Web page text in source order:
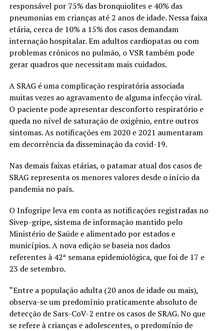
responsável por 75% das bronquiolites e 40% das
pneumonias em crianças até 2 anos de idade. Nessa faixa
etária, cerca de 10% a 15% dos casos demandam
internação hospitalar. Em adultos cardiopatas ou com
problemas crônicos no pulmão, o VSR também pode
gerar quadros que necessitam mais cuidados.
A SRAG é uma complicação respiratória associada
muitas vezes ao agravamento de alguma infecção viral.
O paciente pode apresentar desconforto respiratório e
queda no nível de saturação de oxigênio, entre outros
sintomas. As notificações em 2020 e 2021 aumentaram
em decorrência da disseminação da covid-19.
Nas demais faixas etárias, o patamar atual dos casos de
SRAG representa os menores valores desde o início da
pandemia no país.
O Infogripe leva em conta as notificações registradas no
Sivep-gripe, sistema de informação mantido pelo
Ministério de Saúde e alimentado por estados e
municípios. A nova edição se baseia nos dados
referentes à 42ª semana epidemiológica, que foi de 17 e
23 de setembro.
“Entre a população adulta (20 anos de idade ou mais),
observa-se um predomínio praticamente absoluto de
detecção de Sars-CoV-2 entre os casos de SRAG. No que
se refere à crianças e adolescentes, o predomínio de